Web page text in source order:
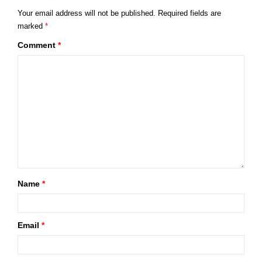
Your email address will not be published. Required fields are
marked *
Comment *
Name *
Email *